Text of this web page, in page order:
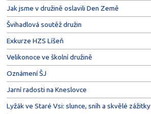
Jak jsme v družině oslavili Den Země
Švihadlová soutěž družin
Exkurze HZS Líšeň
Velikonoce ve školní družině
Oznámení ŠJ
Jarní radosti na Kneslovce
Lyžák ve Staré Vsi: slunce, sníh a skvělé zážitky